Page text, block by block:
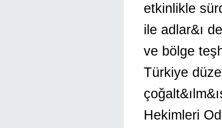
etkinlikle
ile adlar&ı
ve bölge
Türkiye
Hekimleri